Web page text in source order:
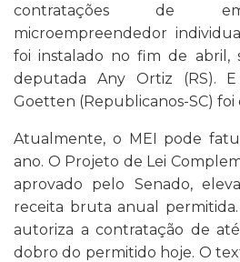
contratações de
microempreendedor
foi instalado no fim de abril,
deputada Any Ortiz (RS).
Goetten (Republicanos-SC)
Atualmente, o MEI pode
ano. O Projeto de Lei
aprovado pelo Senado,
receita bruta anual
autoriza a contratação de
dobro do permitido hoje. O